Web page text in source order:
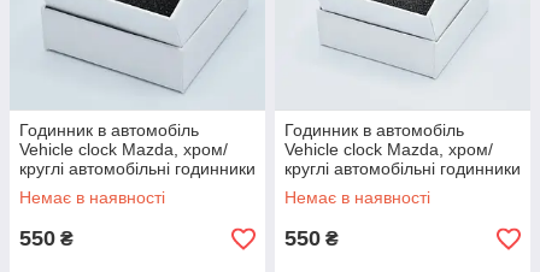
Годинник в автомобіль
Vehicle clock Mazda, хром/
круглі автомобільні годинники
з маркою авто в Mazda
Немає в наявності
550 ₴
Годинник в автомобіль
Vehicle clock Mazda, хром/
круглі автомобільні годинники
з маркою авто в Mazda
Немає в наявності
550 ₴